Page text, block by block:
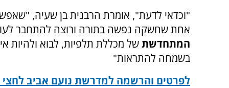
"וכדאי לדעת", אומרת הרבנית בן שעיה,
אחת שחשקה נפשה בתורה ורוצה להתחבר
המתחדשתשל מכללת תלפיות, לבוא ולהיות
בשמחה להתראות"
לפרטים והרשמה למדרשת נועם אביב לחצי